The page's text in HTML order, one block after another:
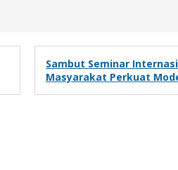
Sambut Seminar
Masyarakat Perkuat